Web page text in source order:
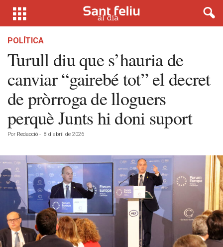
POLÍTICA
Turull diu que s’hauria de
canviar “gairebé tot” el decret
de pròrroga de lloguers
perquè Junts hi doni suport
Por Redacció - 8 d'abril de 2026